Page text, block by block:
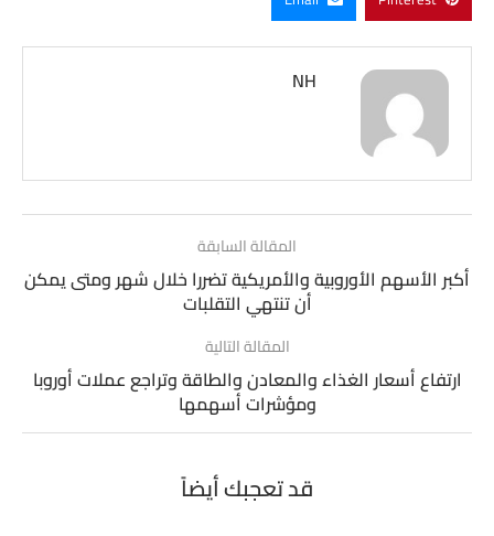
NH
المقالة السابقة
أكبر الأسهم الأوروبية والأمريكية تضررا خلال شهر ومتى يمكن
أن تنتهي التقلبات
المقالة التالية
ارتفاع أسعار الغذاء والمعادن والطاقة وتراجع عملات أوروبا
ومؤشرات أسهمها
قد تعجبك أيضاً